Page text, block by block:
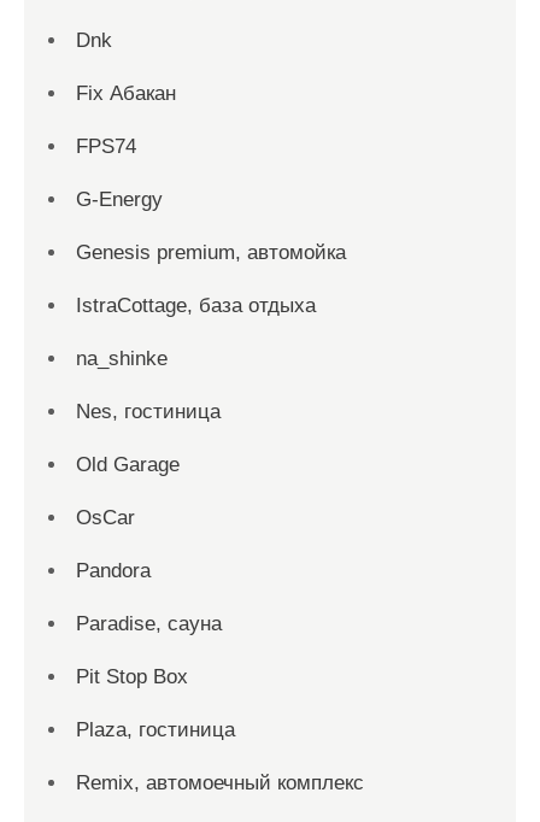
Dnk
Fix Абакан
FPS74
G-Energy
Genesis premium, автомойка
IstraCottage, база отдыха
na_shinke
Nes, гостиница
Old Garage
OsCar
Pandora
Paradise, сауна
Pit Stop Box
Plaza, гостиница
Remix, автомоечный комплекс